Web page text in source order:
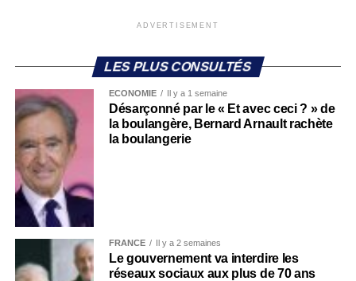
ADVERTISEMENT
LES PLUS CONSULTÉS
ECONOMIE Il y a 1 semaine
Désarçonné par le « Et avec ceci ? » de
la boulangère, Bernard Arnault rachète
la boulangerie
FRANCE Il y a 2 semaines
Le gouvernement va interdire les
réseaux sociaux aux plus de 70 ans